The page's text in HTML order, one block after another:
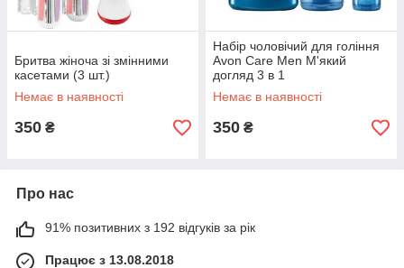
Бритва жіноча зі змінними
касетами (3 шт.)
Немає в наявності
350 ₴
Набір чоловічий для гоління
Avon Care Men М'який
догляд 3 в 1
Немає в наявності
350 ₴
Про нас
91% позитивних з 192 відгуків за рік
Працює з 13.08.2018